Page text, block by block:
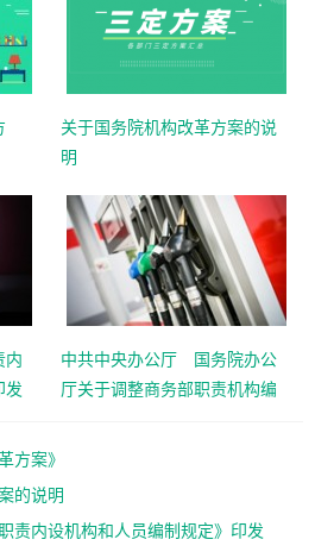
关于国务院机构改革方案的说
明
内
发
中共中央办公厅 国务院办公
厅关于调整商务部职责机构编
方案》
的说明
责内设机构和人员编制规定》印发